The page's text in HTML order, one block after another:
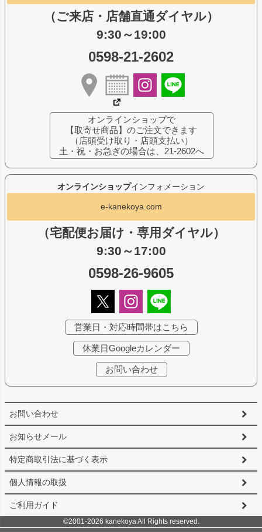
お問い合わせ
お知らせメール
特定商取引法に基づく表示
個人情報の取扱
ご利用ガイド
オンラインショップインフォメーション
e-kanekoya.com
（宅配便お届け・専用ダイヤル）
9:30～17:00
0598-26-9605
営業日・対応時間帯はこちら
休業日Googleカレンダー
お問い合わせ
（ご来店・店舗直通ダイヤル）
9:30～19:00
0598-21-2602
オンラインショップで
【取寄せ商品】のご注文できます
（店頭受け取り・店頭支払い）
土・祝・お急ぎの場合は、21-2602へ
©2001-2026 kanekoya All Rights reserved.